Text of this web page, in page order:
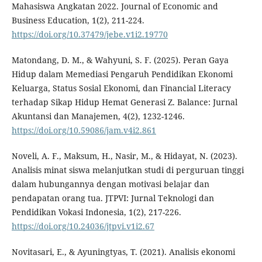
Mahasiswa Angkatan 2022. Journal of Economic and
Business Education, 1(2), 211-224.
https://doi.org/10.37479/jebe.v1i2.19770
Matondang, D. M., & Wahyuni, S. F. (2025). Peran Gaya
Hidup dalam Memediasi Pengaruh Pendidikan Ekonomi
Keluarga, Status Sosial Ekonomi, dan Financial Literacy
terhadap Sikap Hidup Hemat Generasi Z. Balance: Jurnal
Akuntansi dan Manajemen, 4(2), 1232-1246.
https://doi.org/10.59086/jam.v4i2.861
Noveli, A. F., Maksum, H., Nasir, M., & Hidayat, N. (2023).
Analisis minat siswa melanjutkan studi di perguruan tinggi
dalam hubungannya dengan motivasi belajar dan
pendapatan orang tua. JTPVI: Jurnal Teknologi dan
Pendidikan Vokasi Indonesia, 1(2), 217-226.
https://doi.org/10.24036/jtpvi.v1i2.67
Novitasari, E., & Ayuningtyas, T. (2021). Analisis ekonomi